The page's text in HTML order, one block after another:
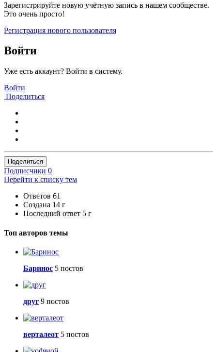
Зарегистрируйте новую учётную запись в нашем сообществе.
Это очень просто!
Регистрация нового пользователя
Войти
Уже есть аккаунт? Войти в систему.
Войти
Поделиться
Поделиться
Подписчики 0
Перейти к списку тем
Ответов 61
Создана 14 г
Последний ответ 5 г
Топ авторов темы
Баринос 5 постов
друг 9 постов
верталеот 5 постов